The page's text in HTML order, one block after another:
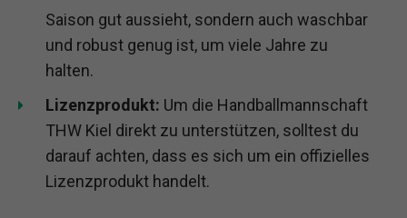
Saison gut aussieht, sondern auch waschbar
und robust genug ist, um viele Jahre zu
halten.
Lizenzprodukt: Um die Handballmannschaft
THW Kiel direkt zu unterstützen, solltest du
darauf achten, dass es sich um ein offizielles
Lizenzprodukt handelt.